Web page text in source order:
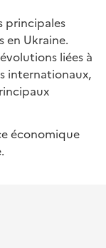
principales
en Ukraine.
liées à
internationaux,
économique